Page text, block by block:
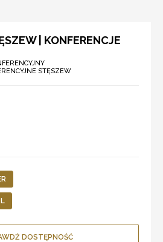
| KONFERENCJE
STĘSZEW
DOSTĘPNOŚĆ